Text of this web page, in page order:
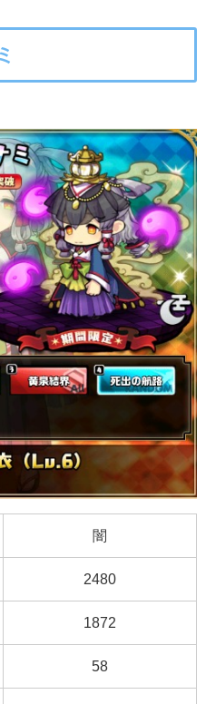
闇
2480
1872
58